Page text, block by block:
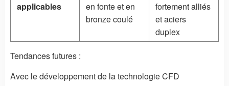
applicables
en fonte et en
bronze coulé
fortement alliés
et aciers
duplex
Tendances futures :
Avec le développement de la technologie CFD